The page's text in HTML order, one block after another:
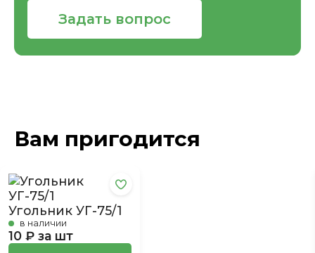
Задать вопрос
Вам пригодится
Угольник УГ-75/1
в наличии
10 ₽ за шт